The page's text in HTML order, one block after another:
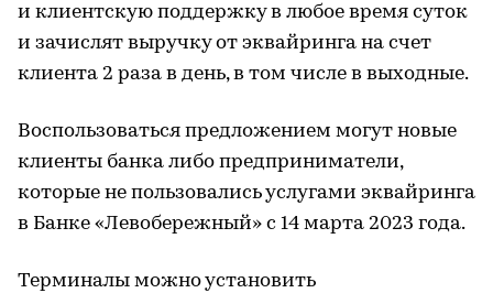
и клиентскую поддержку в любое время суток
и зачислят выручку от эквайринга на счет
клиента 2 раза в день, в том числе в выходные.
Воспользоваться предложением могут новые
клиенты банка либо предприниматели,
которые не пользовались услугами эквайринга
в Банке «Левобережный» с 14 марта 2023 года.
Терминалы можно установить